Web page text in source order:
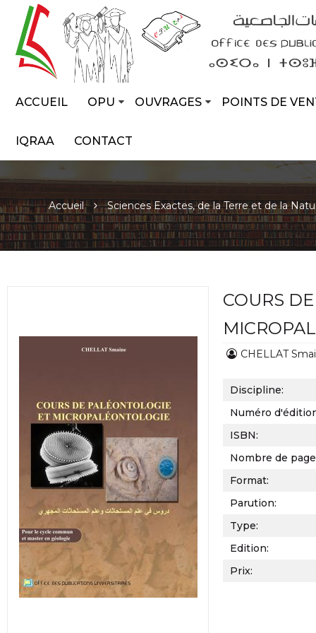
ACCUEIL OPU OUVRAGES POINTS DE
IQRAA CONTACT
Accueil Sciences Exactes, de la Terre et de la
COURS
CHELLAT
Discipline:
Numéro
ISBN:
Nombre de
Format:
Parution:
Type:
Edition:
Prix: